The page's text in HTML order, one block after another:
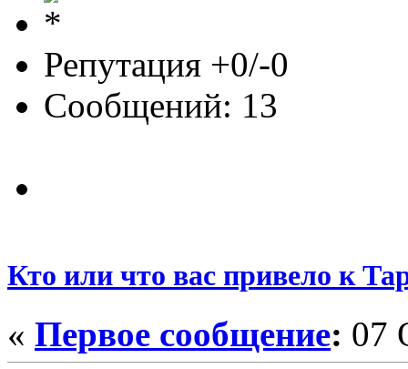
Репутация +0/-0
Сообщений: 13
Кто или что вас привело к
« Первое сообщение: 07